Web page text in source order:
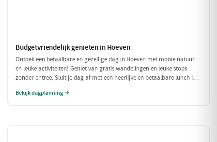
Budgetvriendelijk genieten in Hoeven
Ontdek een betaalbare en gezellige dag in Hoeven met mooie natuur
en leuke activiteiten! Geniet van gratis wandelingen en leuke stops
zonder entree. Sluit je dag af met een heerlijke en betaalbare lunch in
Bekijk dagplanning →